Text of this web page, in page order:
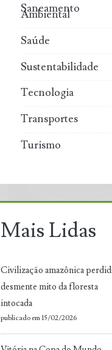
Saneamento
Ambiental
Saúde
Sustentabilidade
Tecnologia
Transportes
Turismo
Mais Lidas
Civilização amazônica
desmente mito da floresta
intocada
publicado em 15/02/2026